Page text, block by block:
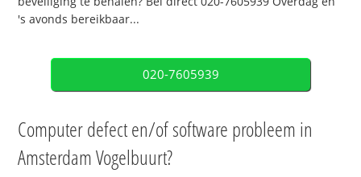
's avonds bereikbaar...
020-7605939
Computer defect en/of software probleem in
Amsterdam Vogelbuurt?